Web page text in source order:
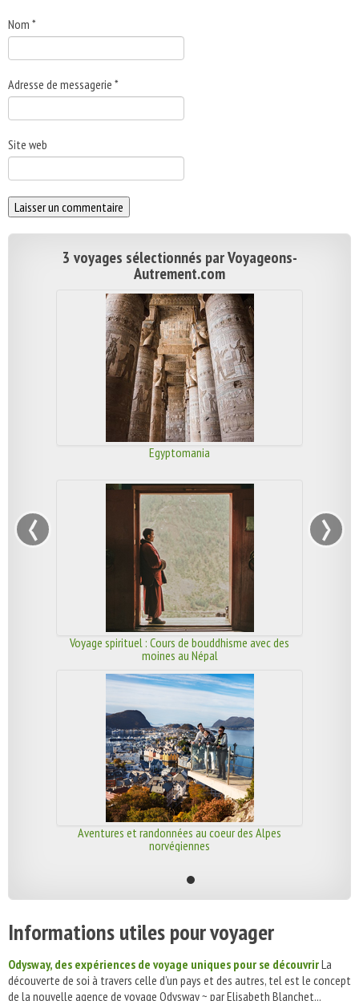
Nom *
Adresse de messagerie *
Site web
3 voyages sélectionnés par Voyageons-
Autrement.com
Egyptomania
Voyage spirituel : Cours de bouddhisme avec des
moines au Népal
Aventures et randonnées au coeur des Alpes
norvégiennes
‹ ›
Informations utiles pour voyager
Odysway, des expériences de voyage uniques pour se découvrirLa
découverte de soi à travers celle d’un pays et des autres, tel est le concept
de la nouvelle agence de voyage Odysway ~ par Elisabeth Blanchet...